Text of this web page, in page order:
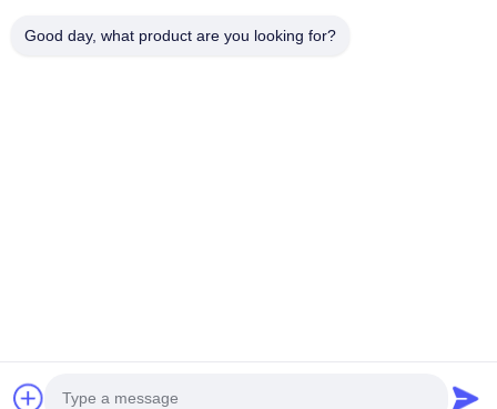
Kiểm Soát Chất Lượng
©2017- GUANGZHOU JIAJUE TRADING CO.,LTD. Tất cả các quyền được
Good day, what product are you looking for?